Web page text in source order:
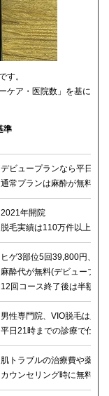
す。
ケア・医院数」を基に
準
デビュープランなら平日限
通常プランは麻酔が無料、
2021年開院
脱毛実績は110万件以上
ヒゲ3部位5回39,800円、ヒ
麻酔代が無料(デビュープラ
12回コース終了後は半額で
男性専門院、VIO脱毛は必
平日21時までの診療で仕事
肌トラブルの治療費や薬代
カウンセリング時に無料で